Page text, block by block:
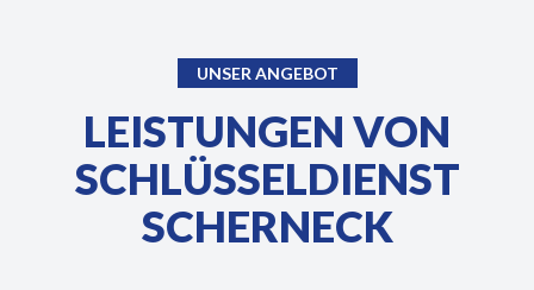
UNSER ANGEBOT
LEISTUNGEN VON
SCHLÜSSELDIENST
SCHERNECK